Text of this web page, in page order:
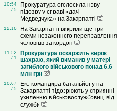
10:54
/ 5
Прокуратура оголосила нову
підозру у справі «дачі
Медведчука» на Закарпатті
12:16
На Закарпатті викрили ще три
схеми незаконного переправлення
чоловіків за кордон
11:52
/ 1
Прокуратура оскаржить вирок
шахраю, який виманив у матері
загиблого військового понад 6,6
млн грн
10:07
/ 5
Екс-командира батальйону на
Закарпатті підозрюють у сприянні
ухиленню військовослужбовиці від
служби